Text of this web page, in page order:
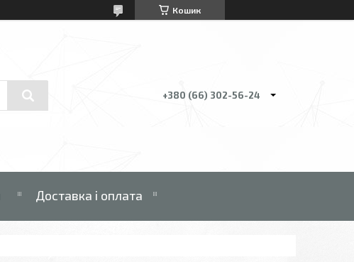
Кошик
+380 (66) 302-56-24
Доставка і оплата